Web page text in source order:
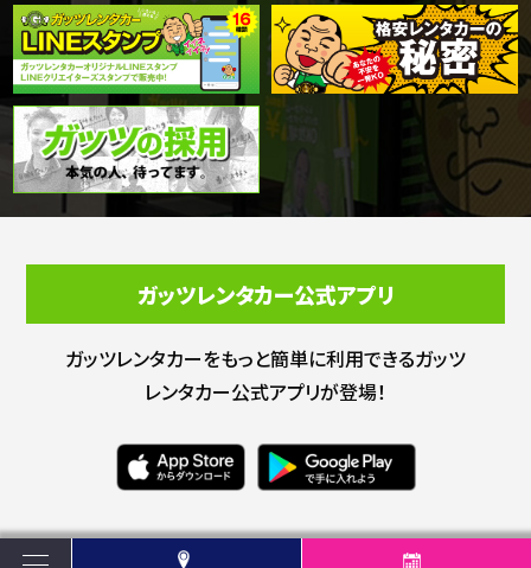
ガッツレンタカー公式アプリ
ガッツレンタカーをもっと簡単に利用できるガッツ
レンタカー公式アプリが登場！